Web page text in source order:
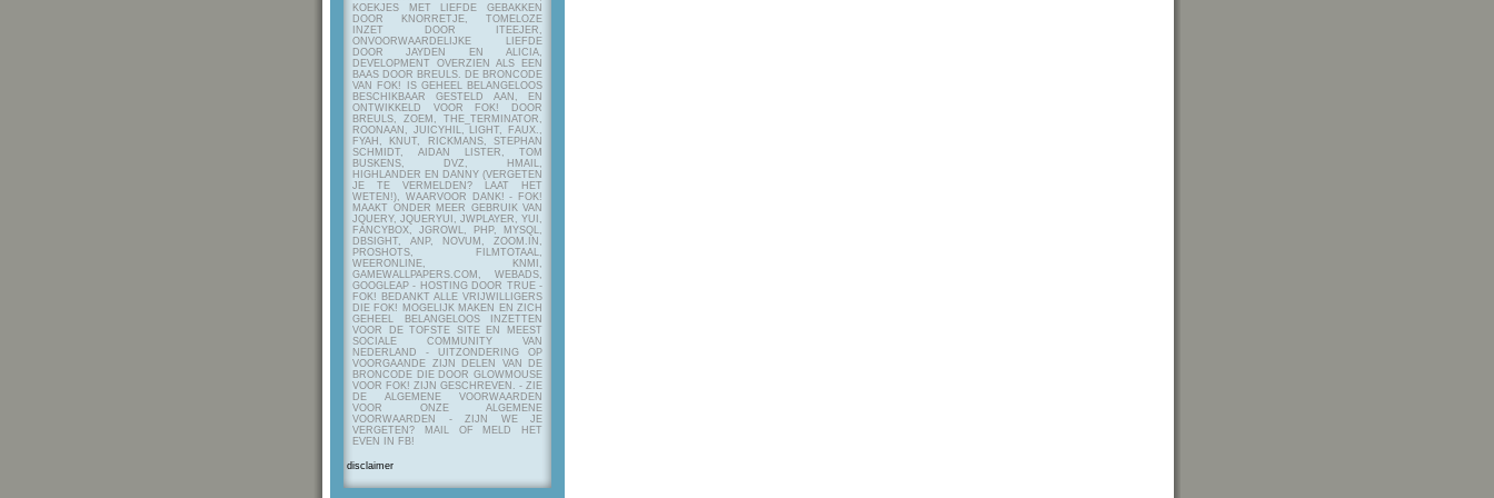
KOEKJES MET LIEFDE GEBAKKEN
DOOR KNORRETJE, TOMELOZE
INZET DOOR ITEEJER,
ONVOORWAARDELIJKE LIEFDE
DOOR JAYDEN EN ALICIA,
DEVELOPMENT OVERZIEN ALS EEN
BAAS DOOR BREULS. DE BRONCODE
VAN FOK! IS GEHEEL BELANGELOOS
BESCHIKBAAR GESTELD AAN, EN
ONTWIKKELD VOOR FOK! DOOR
BREULS, ZOEM, THE_TERMINATOR,
ROONAAN, JUICYHIL, LIGHT, FAUX.,
FYAH, KNUT, RICKMANS, STEPHAN
SCHMIDT, AIDAN LISTER, TOM
BUSKENS, DVZ, HMAIL,
HIGHLANDER EN DANNY (VERGETEN
JE TE VERMELDEN? LAAT HET
WETEN!), WAARVOOR DANK! - FOK!
MAAKT ONDER MEER GEBRUIK VAN
JQUERY, JQUERYUI, JWPLAYER, YUI,
FANCYBOX, JGROWL, PHP, MYSQL,
DBSIGHT, ANP, NOVUM, ZOOM.IN,
PROSHOTS, FILMTOTAAL,
WEERONLINE, KNMI,
GAMEWALLPAPERS.COM, WEBADS,
GOOGLEAP - HOSTING DOOR TRUE -
FOK! BEDANKT ALLE VRIJWILLIGERS
DIE FOK! MOGELIJK MAKEN EN ZICH
GEHEEL BELANGELOOS INZETTEN
VOOR DE TOFSTE SITE EN MEEST
SOCIALE COMMUNITY VAN
NEDERLAND - UITZONDERING OP
VOORGAANDE ZIJN DELEN VAN DE
BRONCODE DIE DOOR GLOWMOUSE
VOOR FOK! ZIJN GESCHREVEN. - ZIE
DE ALGEMENE VOORWAARDEN
VOOR ONZE ALGEMENE
VOORWAARDEN - ZIJN WE JE
VERGETEN? MAIL OF MELD HET
EVEN IN FB!
disclaimer